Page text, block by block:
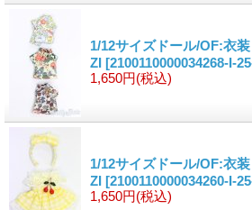
1/12サイズドール/OF:衣
ZI [2100110000034268-I-
1,650円(税込)
1/12サイズドール/OF:衣
ZI [2100110000034260-I-
1,650円(税込)